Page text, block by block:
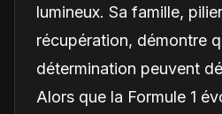
lumineux. Sa famille,
récupération, démontre
détermination peuvent
Alors que la Formule 1